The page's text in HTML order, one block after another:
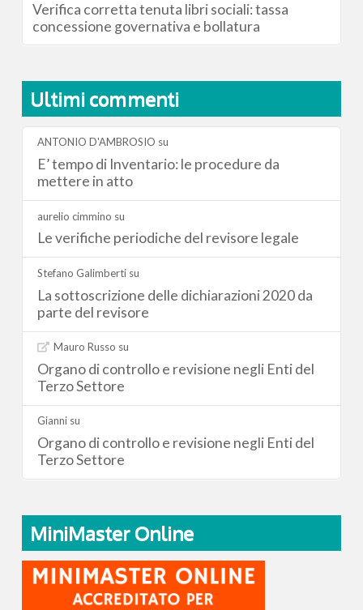
Verifica corretta tenuta libri sociali: tassa
concessione governativa e bollatura
Ultimi commenti
ANTONIO D'AMBROSIO su
E’ tempo di Inventario: le procedure da
mettere in atto
aurelio cimmino su
Le verifiche periodiche del revisore legale
Stefano Galimberti su
La sottoscrizione delle dichiarazioni 2020 da
parte del revisore
Mauro Russo su
Organo di controllo e revisione negli Enti del
Terzo Settore
Gianni su
Organo di controllo e revisione negli Enti del
Terzo Settore
MiniMaster Online